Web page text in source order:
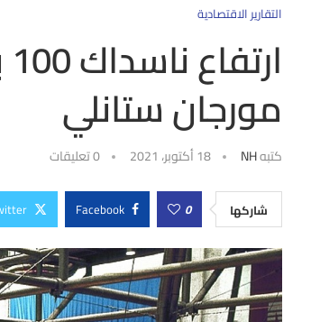
التقارير الاقتصادية
مورجان ستانلي
كتبهNH 18 أكتوبر، 2021 0 تعليقات
شاركها 0
Facebook